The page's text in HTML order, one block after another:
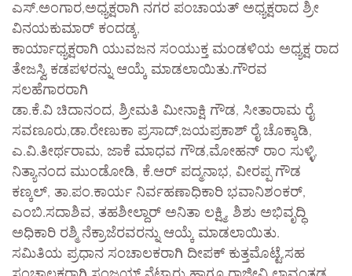
ಎಸ್.ಅಂಗಾರ,ಅಧ್ಯಕ್ಷರಾಗಿ ನಗರ ಪಂಚಾಯತ್ ಅಧ್ಯಕ್ಷರಾದ ಶ್ರೀ
ವಿನಯಕುಮಾರ್ ಕಂದಡ್ಕ,
ಕಾರ್ಯಾಧ್ಯಕ್ಷರಾಗಿ ಯುವಜನ ಸಂಯುಕ್ತ ಮಂಡಳಿಯ ಅಧ್ಯಕ್ಷ ರಾದ
ತೇಜಸ್ವಿ ಕಡಪಳರನ್ನು ಆಯ್ಕೆ ಮಾಡಲಾಯಿತು.ಗೌರವ
ಸಲಹೆಗಾರರಾಗಿ
ಡಾ.ಕೆ.ವಿ ಚಿದಾನಂದ, ಶ್ರೀಮತಿ ಮೀನಾಕ್ಷಿ ಗೌಡ, ಸೀತಾರಾಮ ರೈ
ಸವಣೂರು,ಡಾ.ರೇಣುಕಾ ಪ್ರಸಾದ್,ಜಯಪ್ರಕಾಶ್ ರೈ ಚೊಕ್ಕಾಡಿ,
ಎ.ವಿ.ತೀರ್ಥರಾಮ, ಜಾಕೆ ಮಾಧವ ಗೌಡ,ಮೋಹನ್ ರಾಂ ಸುಳ್ಳಿ,
ನಿತ್ಯಾನಂದ ಮುಂಡೋಡಿ, ಕೆ.ಆರ್ ಪದ್ಮನಾಭ, ವೀರಪ್ಪ ಗೌಡ
ಕಣ್ಕಲ್, ತಾ.ಪಂ.ಕಾರ್ಯ ನಿರ್ವಹಣಾಧಿಕಾರಿ ಭವಾನಿಶಂಕರ್,
ಎಂಬಿ.ಸದಾಶಿವ, ತಹಶೀಲ್ದಾರ್ ಅನಿತಾ ಲಕ್ಷ್ಮಿ, ಶಿಶು ಅಭಿವೃದ್ಧಿ
ಅಧಿಕಾರಿ ರಶ್ಮಿ ನೆಕ್ರಾಜೆರವರನ್ನು ಆಯ್ಕೆ ಮಾಡಲಾಯಿತು.
ಸಮಿತಿಯ ಪ್ರಧಾನ ಸಂಚಾಲಕರಾಗಿ ದೀಪಕ್ ಕುತ್ತಮೊಟ್ಟೆ,ಸಹ